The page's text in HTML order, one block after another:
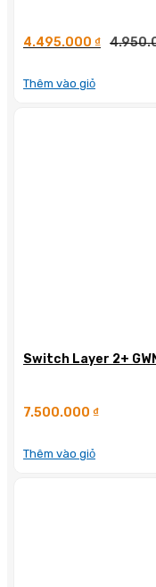
4.495.000 ₫
Thêm vào giỏ
Switch Layer 2+
7.500.000 ₫
Thêm vào giỏ